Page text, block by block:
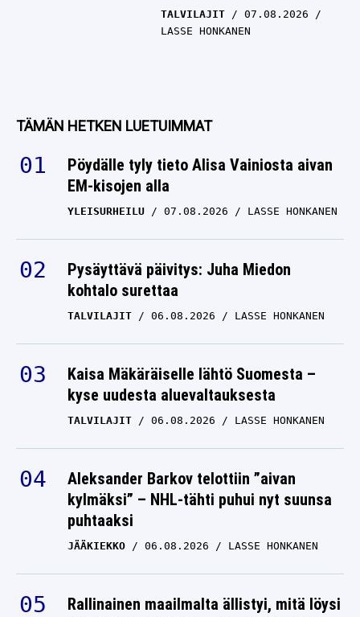
TALVILAJIT
07.08.2026
LASSE HONKANEN
EM-kisojen alla
YLEISURHEILU 07.08.2026
Pysäyttävä päivitys: Juha Miedon
kohtalo surettaa
TALVILAJIT 06.08.2026
Kaisa Mäkäräiselle lähtö Suomesta –
kyse uudesta aluevaltauksesta
TALVILAJIT 06.08.2026 LASSE HONKANEN
Aleksander Barkov telottiin ”aivan
kylmäksi” – NHL-tähti puhui nyt suunsa
puhtaaksi
JÄÄKIEKKO
Rallinainen maailmalta ällistyi, mitä löysi
suomalaisesta kaupasta – ”En tiennyt,